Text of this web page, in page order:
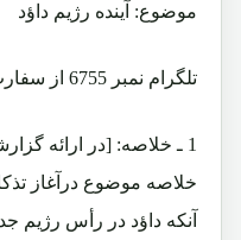
موضوع: آینده رژیم داؤد
تلگرام نمبر 6755 از سفارت امریکا به وزارت خارجه
1 ـ خلاصه: [در ارائه
خلاصه موضوع درآغاز
آنکه داؤد در رأس رژیم